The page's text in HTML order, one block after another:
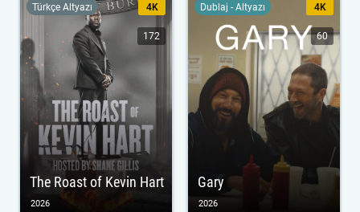
The Roast of Kevin Hart
Türkçe Altyazı 4K
172
2026
Gary
Dublaj - Altyazı 4K
60
2026